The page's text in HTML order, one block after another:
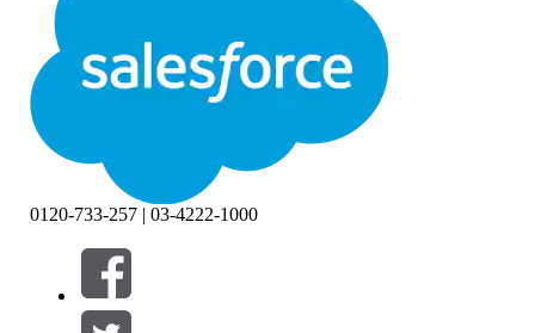
null ディメンションを含むデータセット構造
レコードのディメンションに値がない (null) の場合、そのレコ
ードはディメンションのインデックスに存在しません。
ソースデータ例:
a01
Alice
0120-733-257 | 03-4222-1000